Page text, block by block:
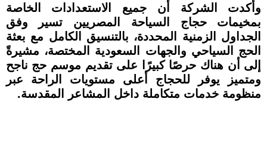
وأكدت الشركة أن جميع الاستعدادات الخاصة
بمخيمات حجاج السياحة المصريين تسير وفق
الجداول الزمنية المحددة، بالتنسيق الكامل مع بعثة
الحج السياحي والجهات السعودية المختصة، مشيرةً
إلى أن هناك حرصًا كبيرًا على تقديم موسم حج ناجح
ومتميز يوفر للحجاج أعلى مستويات الراحة عبر
منظومة خدمات متكاملة داخل المشاعر المقدسة.